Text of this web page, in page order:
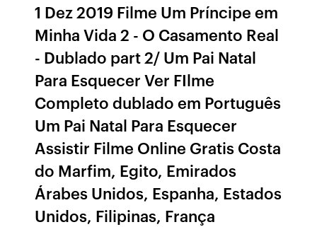
1 Dez 2019 Filme Um Príncipe em
Minha Vida 2 - O Casamento Real
- Dublado part 2/ Um Pai Natal
Para Esquecer Ver FIlme
Completo dublado em Português
Um Pai Natal Para Esquecer
Assistir Filme Online Gratis Costa
do Marfim, Egito, Emirados
Árabes Unidos, Espanha, Estados
Unidos, Filipinas, França